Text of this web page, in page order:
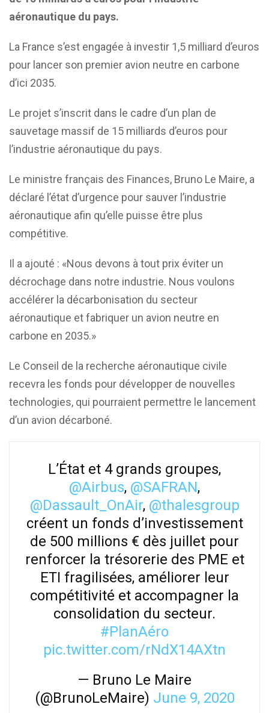
aéronautique du pays.
La France s’est engagée à investir 1,5 milliard d’euros
pour lancer son premier avion neutre en carbone
d’ici 2035.
Le projet s’inscrit dans le cadre d’un plan de
sauvetage massif de 15 milliards d’euros pour
l’industrie aéronautique du pays.
Le ministre français des Finances, Bruno Le Maire, a
déclaré l’état d’urgence pour sauver l’industrie
aéronautique afin qu’elle puisse être plus
compétitive.
Il a ajouté : «Nous devons à tout prix éviter un
décrochage dans notre industrie. Nous voulons
accélérer la décarbonisation du secteur
aéronautique et fabriquer un avion neutre en
carbone en 2035.»
Le Conseil de la recherche aéronautique civile
recevra les fonds pour développer de nouvelles
technologies, qui pourraient permettre le lancement
d’un avion décarboné.
L’État et 4 grands groupes,
@Airbus, @SAFRAN,
@Dassault_OnAir, @thalesgroup
créent un fonds d’investissement
de 500 millions € dès juillet pour
renforcer la trésorerie des PME et
ETI fragilisées, améliorer leur
compétitivité et accompagner la
consolidation du secteur.
#PlanAéro
pic.twitter.com/rNdX14AXtn
— Bruno Le Maire
(@BrunoLeMaire) June 9, 2020